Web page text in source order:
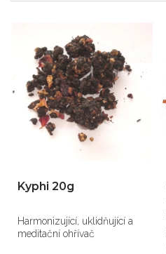
Kyphi 20g
Harmonizující, uklidňující a
meditační ohřívač